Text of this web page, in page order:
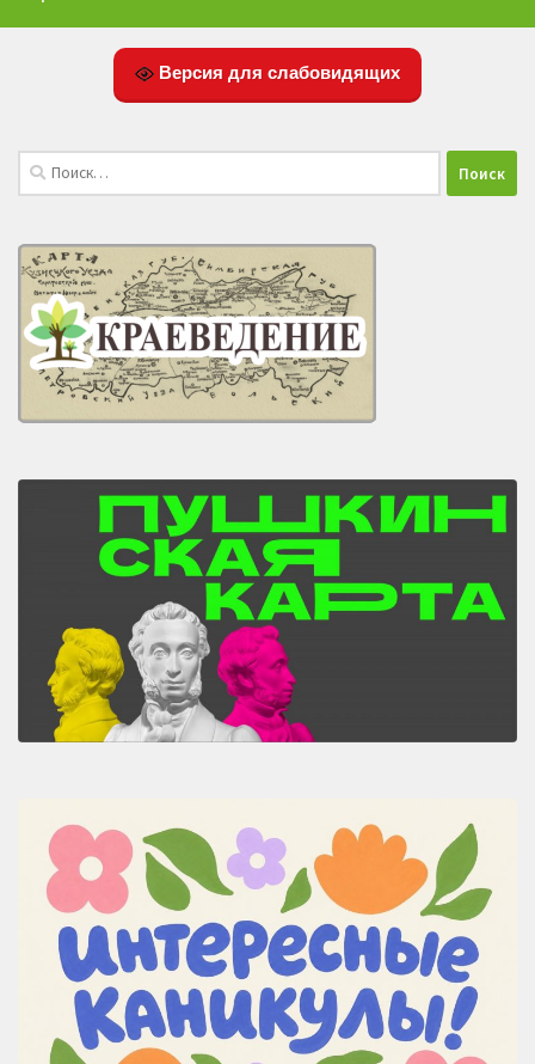
Версия для слабовидящих
Найти: